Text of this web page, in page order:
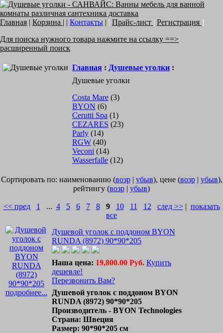
Главная | Корзина | | Контакты | | Прайс-лист | Регистрация ]
Для поиска нужного товара нажмите на ссылку ==>
расширенный поиск
Главная : Душевые уголки :
Душевые уголки
Costa Mare (3)
BYON (6)
Cerutti Spa (1)
CEZARES (23)
Parly (14)
RGW (40)
Veconi (14)
Wasserfalle (12)
Сортировать по: наименованию (возр| убыв), цене (возр| убыв),
рейтингу (возр | убыв)
<< пред 1 ... 4 5 6 7 8 9 10 11 12 след >>| показать
все
подробнее...
Душевой уголок с поддоном BYON
RUNDA (8972) 90*90*205
Наша цена: 19,800.00 Руб. Купить
дешевле!
Перезвонить Вам?
Душевой уголок с поддоном BYON
RUNDA (8972) 90*90*205
Производитель - BYON Technologies
Страна: Швеция
Размер: 90*90*205 см